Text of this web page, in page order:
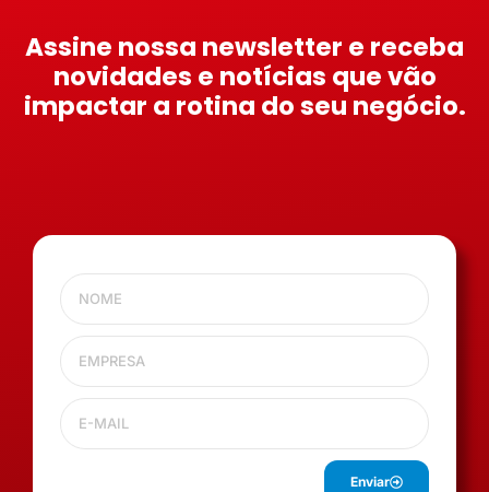
Assine nossa newsletter e receba
novidades e notícias que vão
impactar a rotina do seu negócio.
Enviar